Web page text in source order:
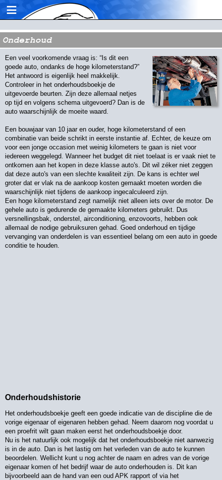
≡
Onderhoud
Een veel voorkomende vraag is: “Is dit een
goede auto, ondanks de hoge kilometerstand?”
Het antwoord is eigenlijk heel makkelijk.
Controleer in het onderhoudsboekje de
uitgevoerde beurten. Zijn deze allemaal netjes
op tijd en volgens schema uitgevoerd? Dan is de
auto waarschijnlijk de moeite waard.
Een bouwjaar van 10 jaar en ouder, hoge kilometerstand of een
combinatie van beide schrikt in eerste instantie af. Echter, de keuze om
voor een jonge occasion met weinig kilometers te gaan is niet voor
iedereen weggelegd. Wanneer het budget dit niet toelaat is er vaak niet te
ontkomen aan het kopen in deze klasse auto's. Dit wil zéker niet zeggen
dat deze auto's van een slechte kwaliteit zijn. De kans is echter wel
groter dat er vlak na de aankoop kosten gemaakt moeten worden die
waarschijnlijk niet tijdens de aankoop ingecalculeerd zijn.
Een hoge kilometerstand zegt namelijk niet alleen iets over de motor. De
gehele auto is gedurende de gemaakte kilometers gebruikt. Dus
versnellingsbak, onderstel, airconditioning, enzovoorts, hebben ook
allemaal de nodige gebruiksuren gehad. Goed onderhoud en tijdige
vervanging van onderdelen is van essentieel belang om een auto in goede
conditie te houden.
Onderhoudshistorie
Het onderhoudsboekje geeft een goede indicatie van de discipline die de
vorige eigenaar of eigenaren hebben gehad. Neem daarom nog voordat u
een proefrit wilt gaan maken eerst het onderhoudsboekje door.
Nu is het natuurlijk ook mogelijk dat het onderhoudsboekje niet aanwezig
is in de auto. Dan is het lastig om het verleden van de auto te kunnen
beoordelen. Wellicht kunt u nog achter de naam en adres van de vorige
eigenaar komen of het bedrijf waar de auto onderhouden is. Dit kan
bijvoorbeeld aan de hand van een oud APK rapport of via het